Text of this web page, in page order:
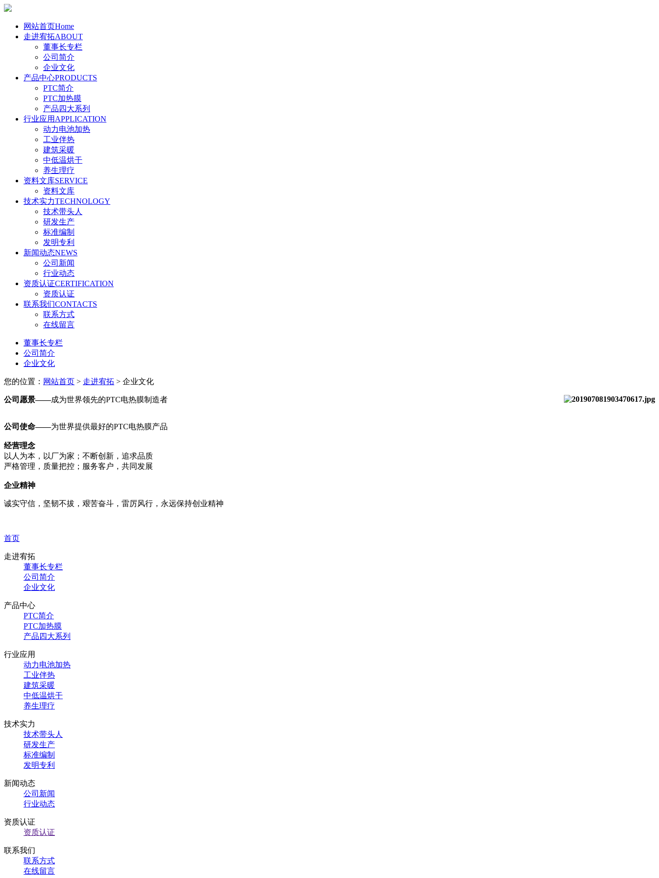
网站首页Home
走进宥拓ABOUT
董事长专栏
公司简介
企业文化
产品中心PRODUCTS
PTC简介
PTC加热膜
产品四大系列
行业应用 APPLICATION
动力电池加热
工业伴热
建筑采暖
中低温烘干
养生理疗
资料文库SERVICE
资料文库
技术实力TECHNOLOGY
技术带头人
研发生产
标准编制
发明专利
新闻动态NEWS
公司新闻
行业动态
资质认证CERTIFICATION
资质认证
联系我们CONTACTS
联系方式
在线留言
董事长专栏
公司简介
企业文化
您的位置： 网站首页 > 走进宥拓 > 企业文化
公司愿景——成为世界领先的PTC电热膜制造者
公司使命——为世界提供最好的PTC电热膜产品
经营理念
以人为本，以厂为家；不断创新，追求品质
严格管理，质量把控；服务客户，共同发展
企业精神
诚实守信，坚韧不拔，艰苦奋斗，雷厉风行，永远保持创业精神
首页
走进宥拓
董事长专栏
公司简介
企业文化
产品中心
PTC简介
PTC加热膜
产品四大系列
行业应用
动力电池加热
工业伴热
建筑采暖
中低温烘干
养生理疗
技术实力
技术带头人
研发生产
标准编制
发明专利
新闻动态
公司新闻
行业动态
资质认证
资质认证
联系我们
联系方式
在线留言